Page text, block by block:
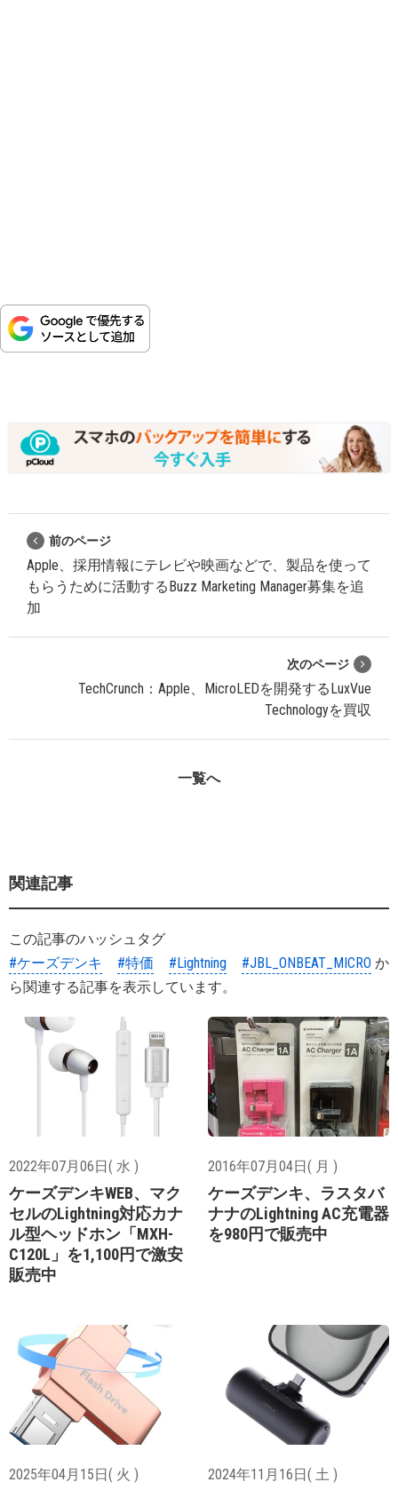
前のページ
Apple、採用情報にテレビや映画などで、製品を使って
もらうために活動するBuzz Marketing Manager募集を追
加
次のページ
TechCrunch：Apple、MicroLEDを開発するLuxVue
Technologyを買収
一覧へ
関連記事
この記事のハッシュタグ
#ケーズデンキ
#特価 #Lightning #JBL_ONBEAT_MICRO か
ら関連する記事を表示しています。
2022年07月06日( 水 )
ケーズデンキWEB、マク
セルのLightning対応カナ
ル型ヘッドホン「MXH-
C120L」を1,100円で激安
販売中
2016年07月04日( 月 )
ケーズデンキ、ラスタバ
ナナのLightning AC充電器
を980円で販売中
2025年04月15日( 火 ) 2024年11月16日( 土 )